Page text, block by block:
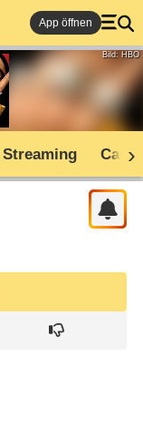
App öffnen
Bild: HBO
Streaming Cast